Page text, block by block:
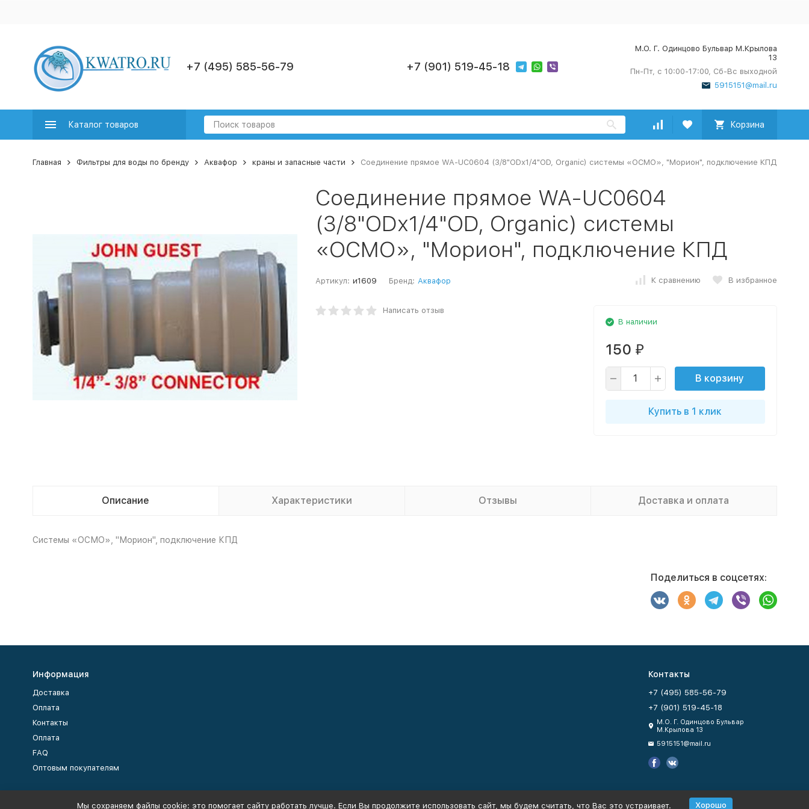
+7 (495) 585-56-79 +7 (901) 519-45-18
М.О. Г. Одинцово Бульвар М.Крылова
13
Пн-Пт, с 10:00-17:00, Сб-Вс выходной
5915151@mail.ru
Каталог товаров Корзина
Главная Фильтры для воды по бренду Аквафор краны и запасные части Соединение прямое WA-UC0604 (3/8"ODх1/4"OD, Organic) системы «ОСМО», "Морион", подключение КПД
Соединение прямое WA-UC0604
(3/8"ODх1/4"OD, Organic) системы
«ОСМО», "Морион", подключение КПД
Артикул: и1609 Бренд: Аквафор К сравнению В избранное
Написать отзыв
В наличии
150 ₽
В корзину
Купить в 1 клик
Описание Характеристики Отзывы Доставка и оплата
Системы «ОСМО», "Морион", подключение КПД
Поделиться в соцсетях:
Информация
Доставка
Оплата
Контакты
Оплата
FAQ
Оптовым покупателям
Контакты
+7 (495) 585-56-79
+7 (901) 519-45-18
М.О. Г. Одинцово Бульвар
М.Крылова 13
5915151@mail.ru
2005-2026 © Kwatro.ru — Более 10 000 товаров для покупок онлайн! Политика персональных данных
Мы сохраняем файлы cookie: это помогает сайту работать лучше. Если Вы продолжите использовать сайт, мы будем считать, что Вас это устраивает. Хорошо